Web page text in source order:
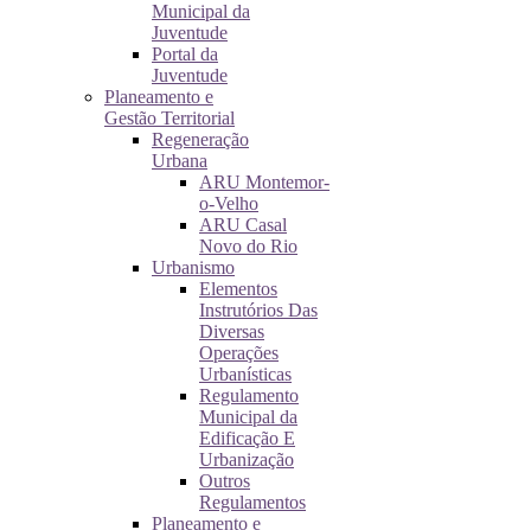
Municipal da
Juventude
Portal da
Juventude
Planeamento e
Gestão Territorial
Regeneração
Urbana
ARU Montemor-
o-Velho
ARU Casal
Novo do Rio
Urbanismo
Elementos
Instrutórios Das
Diversas
Operações
Urbanísticas
Regulamento
Municipal da
Edificação E
Urbanização
Outros
Regulamentos
Planeamento e